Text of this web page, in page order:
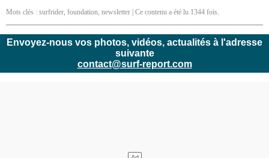
Mots clés : surfrider, foundation, newsletter | Ce contenu a été lu 1344 fois.
Envoyez-nous vos photos, vidéos, actualités à l'adresse
suivante
contact@surf-report.com